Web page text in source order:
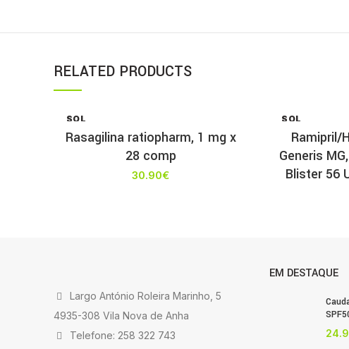
RELATED PRODUCTS
SOL
T
Rasagilina ratiopharm, 1 mg x
28 comp
30.90€
SOL
T
Ramipril/
Generis
Blister 56
Largo António Roleira Marinho, 5
4935-308 Vila Nova de Anha
Telefone: 258 322 743
EM DESTAQUE